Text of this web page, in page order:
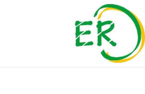
You need to be logged in to view this content.